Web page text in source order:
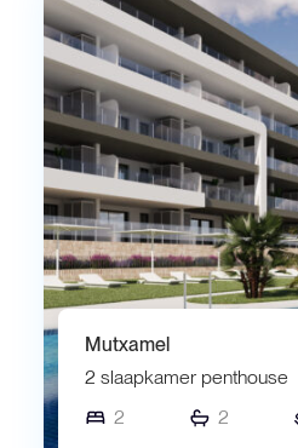
Mutxamel
2 slaapkamer penthouse
2
2